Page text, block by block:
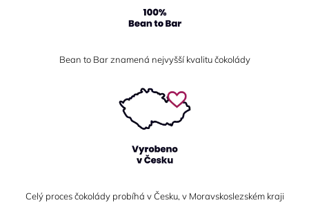
Bean to Bar znamená nejvyšší kvalitu čokolády
Celý proces čokolády probíhá v Česku, v Moravskoslezském kraji